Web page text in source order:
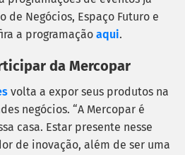
de Negócios, Espaço Futuro e
a programação aqui.
da Mercopar
volta a expor seus produtos na
negócios. “A Mercopar é
casa. Estar presente nesse
de inovação, além de ser uma